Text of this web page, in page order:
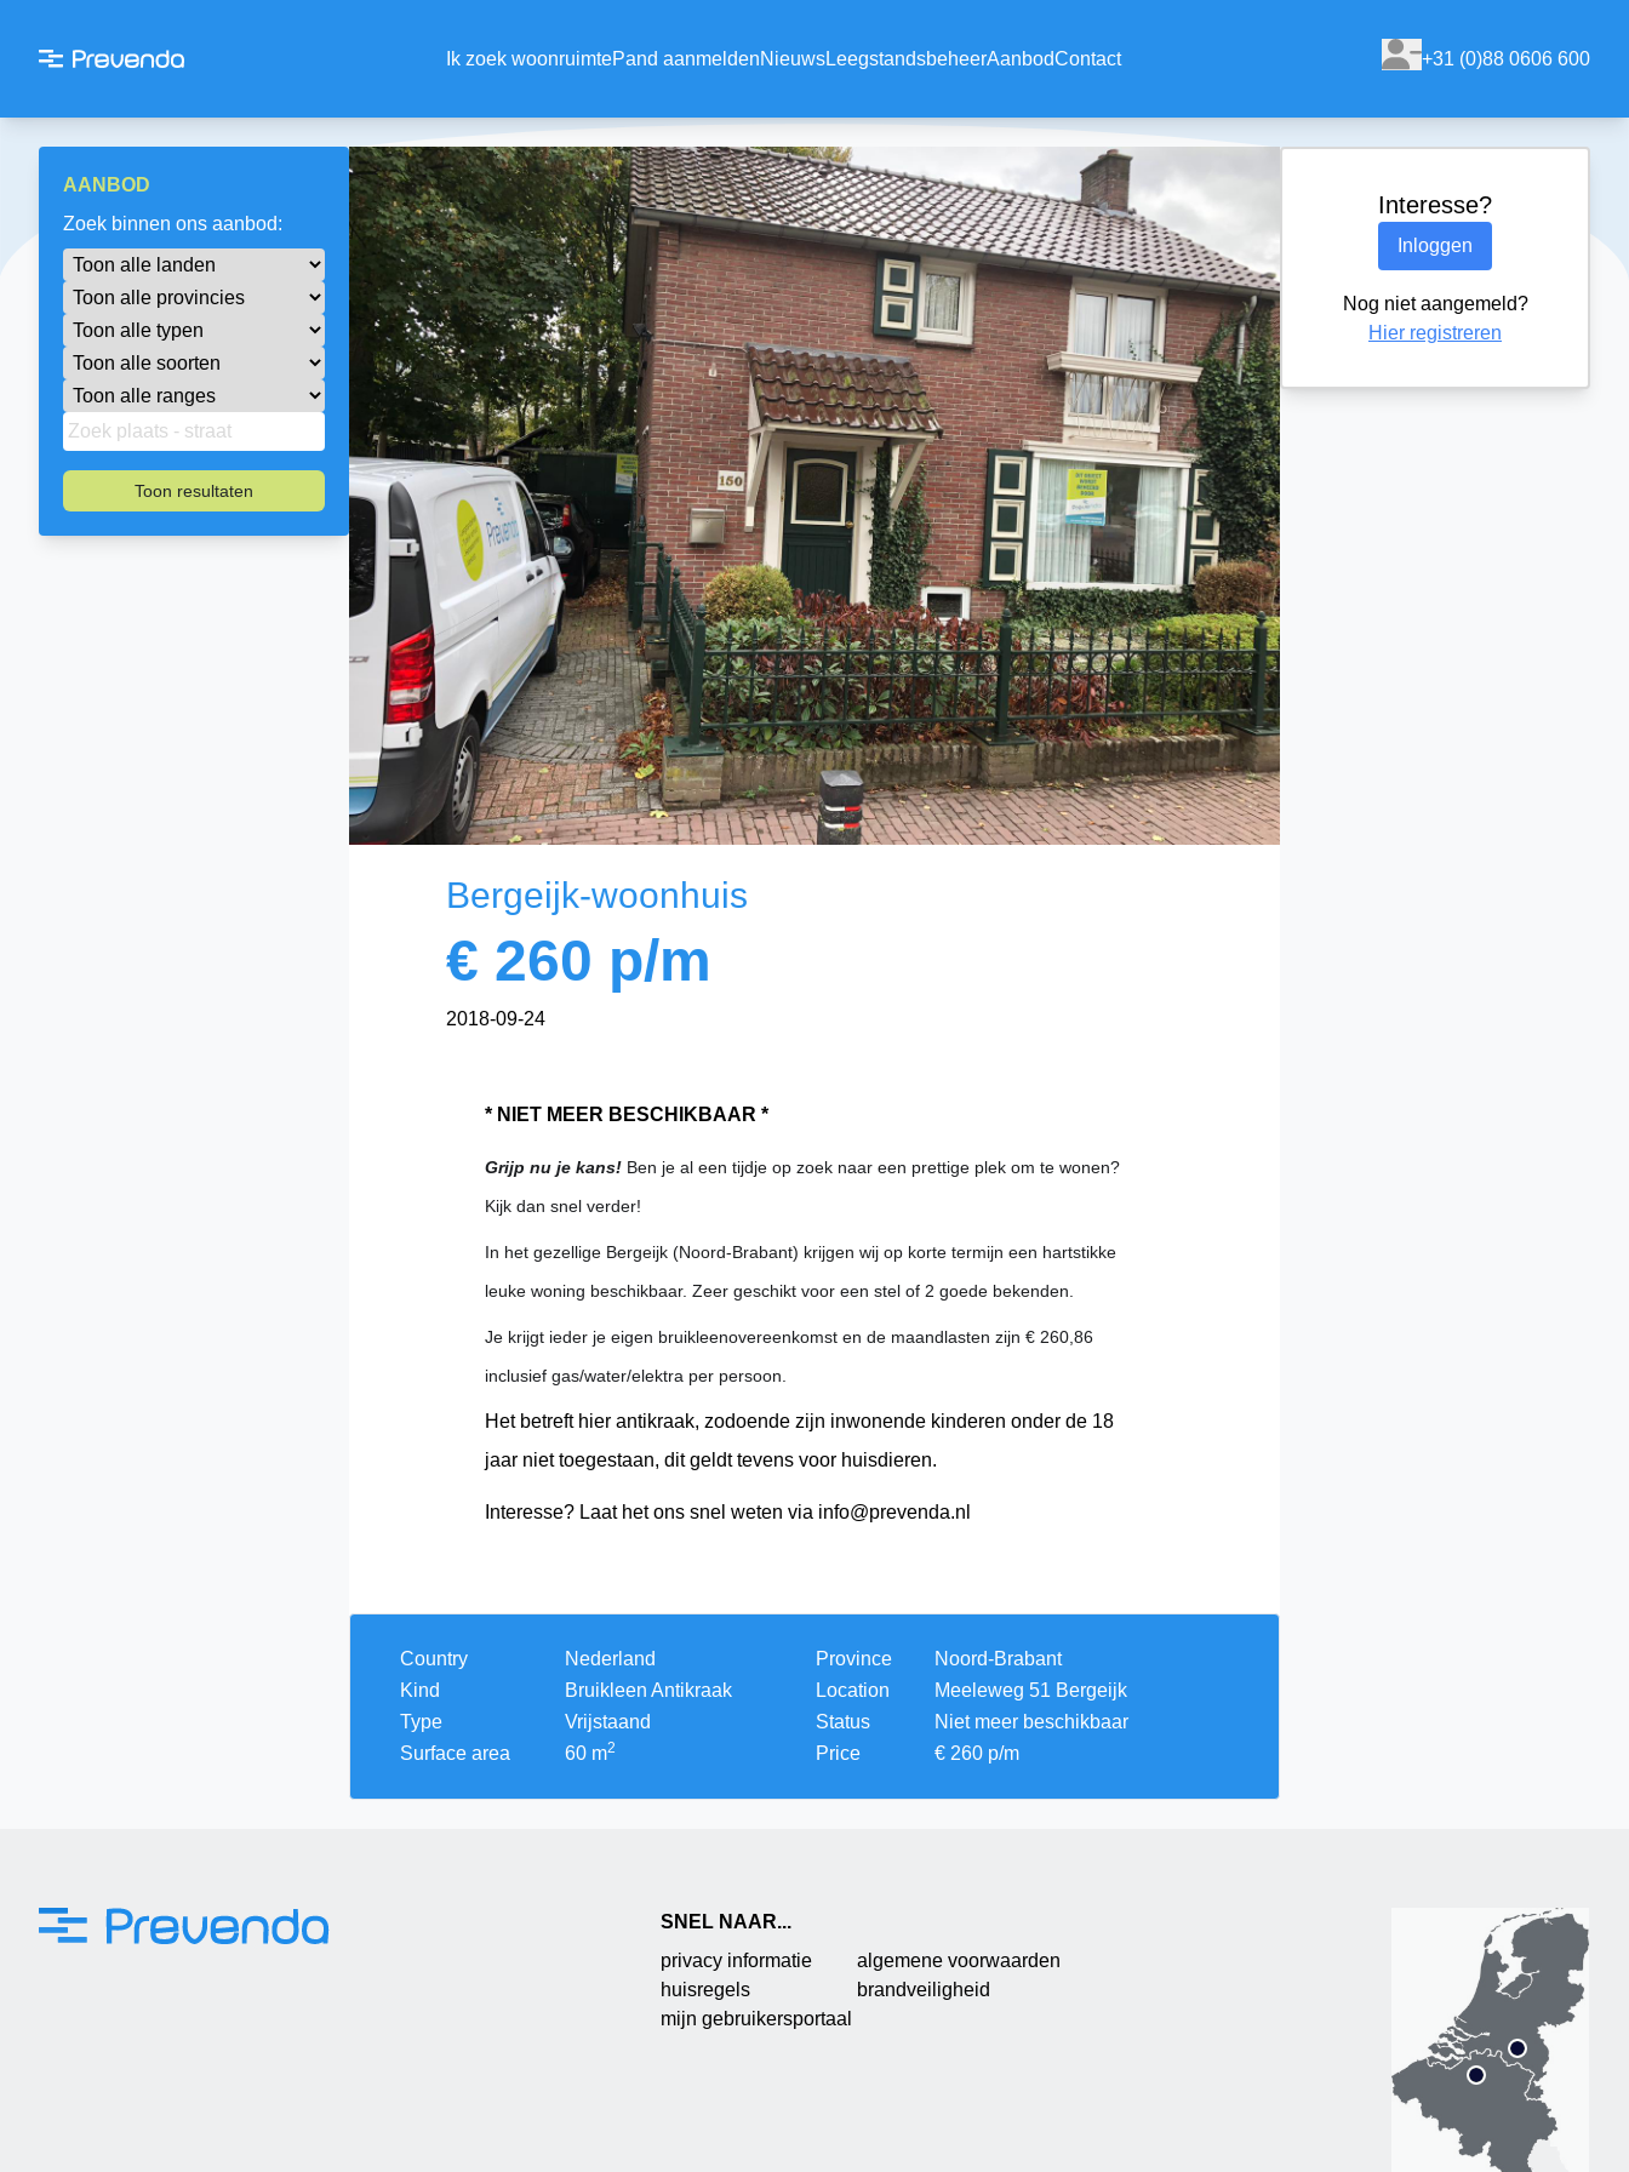
Ik zoek woonruimtePand aanmeldenNieuwsLeegstandsbeheerAanbodContact +31 (0)88 0606 600
AANBOD
Zoek binnen ons aanbod:
Toon resultaten
Bergeijk-woonhuis
€ 260 p/m
2018-09-24
* NIET MEER BESCHIKBAAR *
Grijp nu je kans! Ben je al een tijdje op zoek naar een prettige plek om te wonen?
Kijk dan snel verder!
In het gezellige Bergeijk (Noord-Brabant) krijgen wij op korte termijn een hartstikke
leuke woning beschikbaar. Zeer geschikt voor een stel of 2 goede bekenden.
Je krijgt ieder je eigen bruikleenovereenkomst en de maandlasten zijn € 260,86
inclusief gas/water/elektra per persoon.
Het betreft hier antikraak, zodoende zijn inwonende kinderen onder de 18
jaar niet toegestaan, dit geldt tevens voor huisdieren.
Interesse? Laat het ons snel weten via info@prevenda.nl
Country
Nederland
Kind
Bruikleen Antikraak
Type
Vrijstaand
Surface area
60 m2
Province
Noord-Brabant
Location
Meeleweg 51 Bergeijk
Status
Niet meer beschikbaar
Price
€ 260 p/m
Interesse?
Inloggen
Nog niet aangemeld?
Hier registreren
SNEL NAAR...
privacy informatie
huisregels
mijn gebruikersportaal
algemene voorwaarden
brandveiligheid